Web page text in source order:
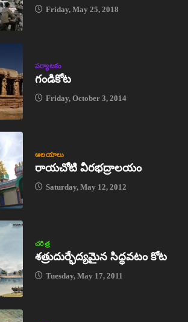
Friday, May 25, 2018
పర్యాటకం
గండికోట
Friday, October 3, 2014
ఆలయాలు
రాయచోటి వీరభద్రాలయం
Saturday, May 12, 2012
చరిత్ర
శత్రుదుర్భేద్యమైన సిద్ధవటం కోట
Tuesday, May 17, 2011